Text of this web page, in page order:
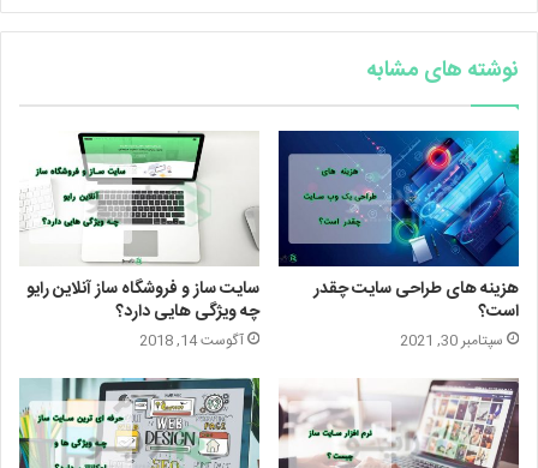
نوشته های مشابه
هزینه های طراحی سایت چقدر
است؟
سپتامبر 30, 2021
سایت ساز و فروشگاه ساز آنلاین رایو
چه ویژگی هایی دارد؟
آگوست 14, 2018